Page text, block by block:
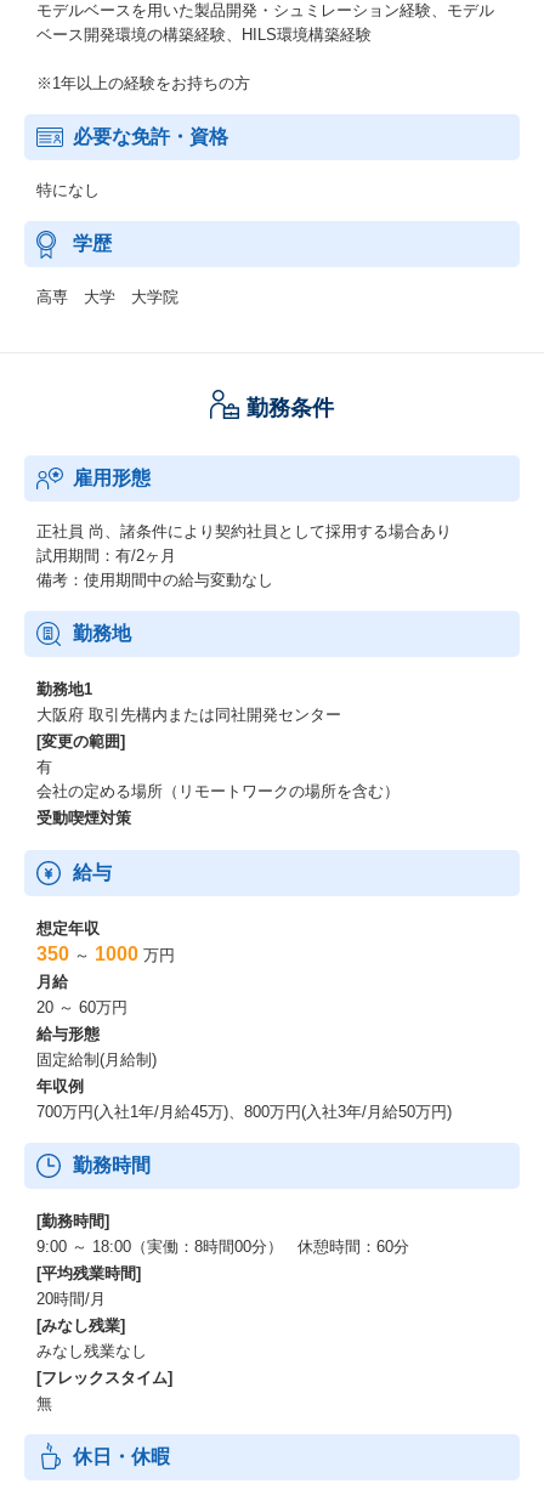
モデルベースを用いた製品開発・シュミレーション経験、モデル
ベース開発環境の構築経験、HILS環境構築経験
※1年以上の経験をお持ちの方
必要な免許・資格
特になし
学歴
高専 大学 大学院
勤務条件
雇用形態
正社員 尚、諸条件により契約社員として採用する場合あり
試用期間：有/2ヶ月
備考：使用期間中の給与変動なし
勤務地
勤務地1
大阪府 取引先構内または同社開発センター
[変更の範囲]
有
会社の定める場所（リモートワークの場所を含む）
受動喫煙対策
給与
想定年収
350 ～ 1000 万円
月給
20 ～ 60万円
給与形態
固定給制(月給制)
年収例
700万円(入社1年/月給45万)、800万円(入社3年/月給50万円)
勤務時間
[勤務時間]
9:00 ～ 18:00（実働：8時間00分） 休憩時間：60分
[平均残業時間]
20時間/月
[みなし残業]
みなし残業なし
[フレックスタイム]
無
休日・休暇